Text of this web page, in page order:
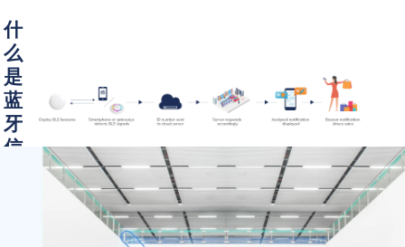
什
么
是
蓝
牙
信